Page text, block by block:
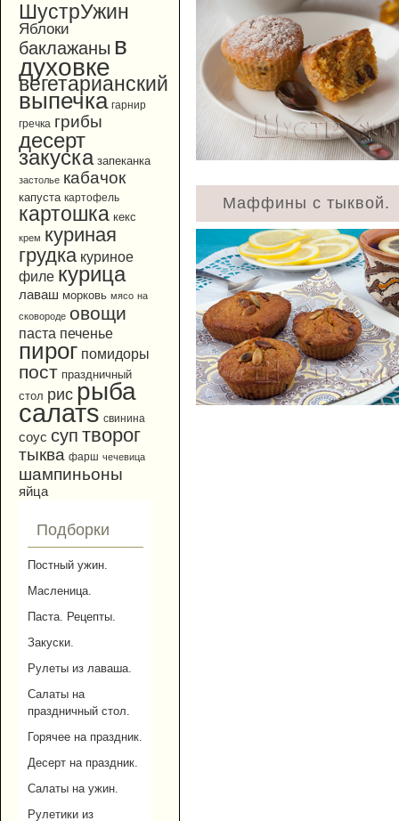
ШустрУжин
Яблоки
баклажаны в
духовке
вегетарианский
выпечка гарнир
гречка грибы
десерт
закуска запеканка
застолье кабачок
капуста картофель
картошка кекс
крем куриная
грудка куриное
филе курица
лаваш морковь мясо на
сковороде овощи
паста печенье
пирог помидоры
пост праздничный
стол рис рыба
салатs свинина
соус суп творог
тыква фарш чечевица
шампиньоны
яйца
Подборки
Постный ужин.
Масленица.
Паста. Рецепты.
Закуски.
Рулеты из лаваша.
Салаты на
праздничный стол.
Горячее на праздник.
Десерт на праздник.
Салаты на ужин.
Рулетики из
Маффины с тыквой.